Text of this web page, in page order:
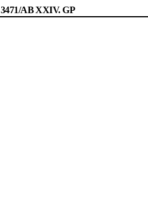
3471/AB XXIV. GP